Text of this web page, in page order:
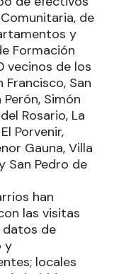
de
y
Formación
vecinos de los
Francisco, San
Simón
Rosario, La
Porvenir,
Gauna, Villa
San Pedro de
han
las visitas
datos de
y
locales